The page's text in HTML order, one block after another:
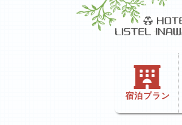
宿泊プラン